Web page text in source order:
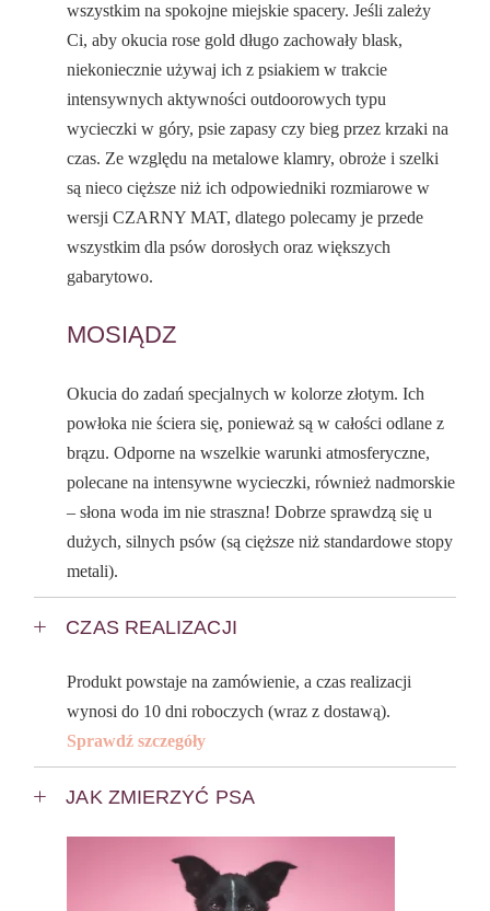
wszystkim na spokojne miejskie spacery. Jeśli zależy
Ci, aby okucia rose gold długo zachowały blask,
niekoniecznie używaj ich z psiakiem w trakcie
intensywnych aktywności outdoorowych typu
wycieczki w góry, psie zapasy czy bieg przez krzaki na
czas. Ze względu na metalowe klamry, obroże i szelki
są nieco cięższe niż ich odpowiedniki rozmiarowe w
wersji CZARNY MAT, dlatego polecamy je przede
wszystkim dla psów dorosłych oraz większych
gabarytowo.
MOSIĄDZ
Okucia do zadań specjalnych w kolorze złotym. Ich
powłoka nie ściera się, ponieważ są w całości odlane z
brązu. Odporne na wszelkie warunki atmosferyczne,
polecane na intensywne wycieczki, również nadmorskie
– słona woda im nie straszna! Dobrze sprawdzą się u
dużych, silnych psów (są cięższe niż standardowe stopy
metali).
CZAS REALIZACJI
Produkt powstaje na zamówienie, a czas realizacji
wynosi do 10 dni roboczych (wraz z dostawą).
Sprawdź szczegóły
JAK ZMIERZYĆ PSA